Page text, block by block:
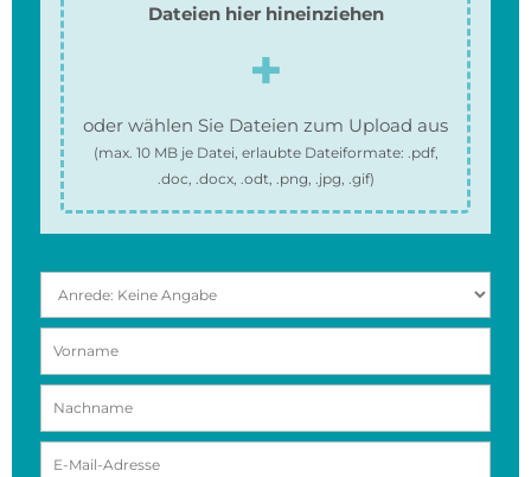
Dateien hier hineinziehen
oder wählen Sie Dateien zum Upload aus
(max. 10 MBje Datei, erlaubte Dateiformate: .pdf,
.doc, .docx, .odt, .png, .jpg, .gif)